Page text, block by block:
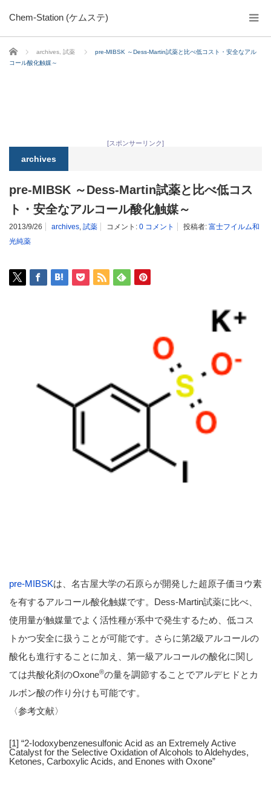
Chem-Station (ケムステ)
ホーム archives 試薬
pre-MIBSK ～Dess-Martin試薬と比べ低コスト・安全なアル
コール酸化触媒～
[スポンサーリンク]
archives
pre-MIBSK ～Dess-Martin試薬と比べ低コス
ト・安全なアルコール酸化触媒～
2013/9/26 archives, 試薬 コメント: 0 コメント 投稿者: 富士フイルム和
光純薬
pre-MIBSKは、名古屋大学の石原らが開発した超原子価ヨウ素
を有するアルコール酸化触媒です。Dess-Martin試薬に比べ、
使用量が触媒量でよく活性種が系中で発生するため、低コス
トかつ安全に扱うことが可能です。さらに第2級アルコールの
酸化も進行することに加え、第一級アルコールの酸化に関し
ては共酸化剤のOxone®の量を調節することでアルデヒドとカ
ルボン酸の作り分けも可能です。
〈参考文献〉
[1] “2-Iodoxybenzenesulfonic Acid as an Extremely Active
Catalyst for the Selective Oxidation of Alcohols to Aldehydes,
Ketones, Carboxylic Acids, and Enones with Oxone”